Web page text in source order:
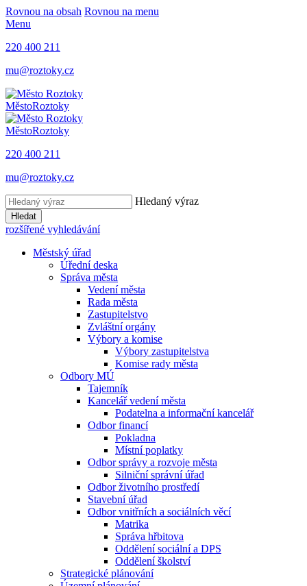
Rovnou na obsah Rovnou na menu
Menu
220 400 211
mu@roztoky.cz
MěstoRoztoky
MěstoRoztoky
220 400 211
mu@roztoky.cz
Hledaný výraz
Hledat
rozšířené vyhledávání
Městský úřad
Úřední deska
Správa města
Vedení města
Rada města
Zastupitelstvo
Zvláštní orgány
Výbory a komise
Výbory zastupitelstva
Komise rady města
Odbory MÚ
Tajemník
Kancelář vedení města
Podatelna a informační kancelář
Odbor financí
Pokladna
Místní poplatky
Odbor správy a rozvoje města
Silniční správní úřad
Odbor životního prostředí
Stavební úřad
Odbor vnitřních a sociálních věcí
Matrika
Správa hřbitova
Oddělení sociální a DPS
Oddělení školství
Strategické plánování